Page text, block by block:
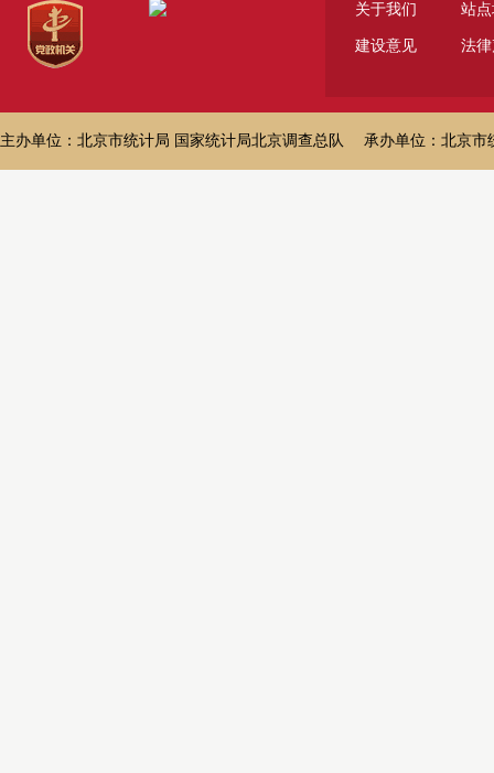
关于我们 站
建设意见 法
主办单位：北京市统计局 国家统计局北京调查总队 承办单位：北京市